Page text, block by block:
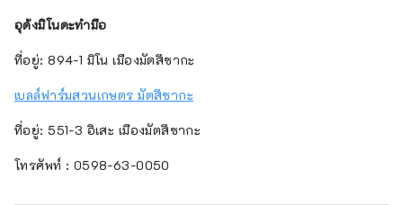
อุด้งมิโนดะทำมือ
ที่อยู่: 894-1 มิโน เมืองมัตสึซากะ
เบลล์ฟาร์มสวนเกษตร มัตสึซากะ
ที่อยู่: 551-3 อิเสะ เมืองมัตสึซากะ
โทรศัพท์ : 0598-63-0050